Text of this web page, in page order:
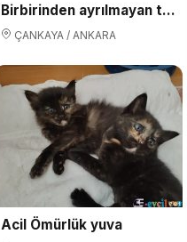
Birbirinden ayrılmayan tatlı arkadaşlar
ÇANKAYA / ANKARA
Acil Ömürlük yuva